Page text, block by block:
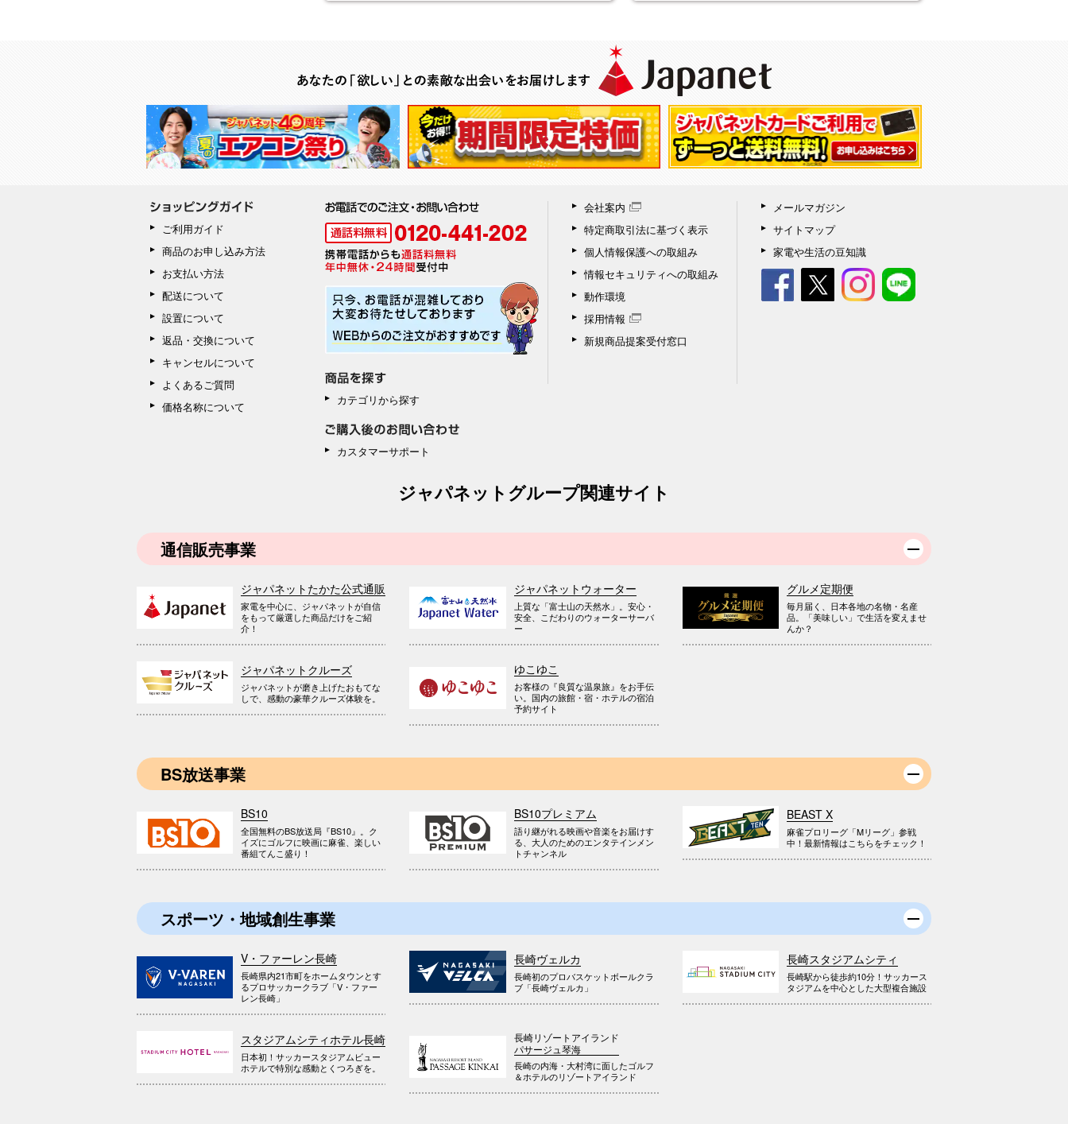
ご利用ガイド
商品のお申し込み方法
お支払い方法
配送について
設置について
返品・交換について
キャンセルについて
よくあるご質問
価格名称について
カテゴリから探す
カスタマーサポート
会社案内
特定商取引法に基づく表示
個人情報保護への取組み
情報セキュリティへの取組み
動作環境
採用情報
新規商品提案受付窓口
メールマガジン
サイトマップ
家電や生活の豆知識
ジャパネットグループ関連サイト
通信販売事業
ジャパネットたかた公式通販
家電を中心に、ジャパネットが自信
をもって厳選した商品だけをご紹
介！
ジャパネットウォーター
上質な「富士山の天然水」。安心・
安全、こだわりのウォーターサーバ
ー
グルメ定期便
毎月届く、日本各地の名物・名産
品。「美味しい」で生活を変えませ
んか？
ジャパネットクルーズ
ジャパネットが磨き上げたおもてな
しで、感動の豪華クルーズ体験を。
ゆこゆこ
お客様の『良質な温泉旅』をお手伝
い。国内の旅館・宿・ホテルの宿泊
予約サイト
BS放送事業
BS10
全国無料のBS放送局『BS10』。ク
イズにゴルフに映画に麻雀、楽しい
番組てんこ盛り！
BS10プレミアム
語り継がれる映画や音楽をお届けす
る、大人のためのエンタテインメン
トチャンネル
BEAST X
麻雀プロリーグ「Mリーグ」参戦
中！最新情報はこちらをチェック！
スポーツ・地域創生事業
V・ファーレン長崎
長崎県内21市町をホームタウンとす
るプロサッカークラブ「V・ファー
レン長崎」
長崎ヴェルカ
長崎初のプロバスケットボールクラ
ブ「長崎ヴェルカ」
長崎スタジアムシティ
長崎駅から徒歩約10分！サッカース
タジアムを中心とした大型複合施設
スタジアムシティホテル長崎
日本初！サッカースタジアムビュー
ホテルで特別な感動とくつろぎを。
長崎リゾートアイランド
パサージュ琴海
長崎の内海・大村湾に面したゴルフ
＆ホテルのリゾートアイランド